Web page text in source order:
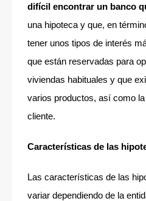
difícil encontrar un banco
una hipoteca y que, en
tener unos tipos de interés
que están reservadas para
viviendas habituales y que
varios productos, así como
cliente.
Características de las
Las características de las
variar dependiendo de la